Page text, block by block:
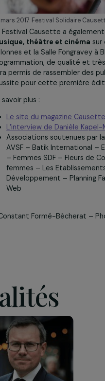
22 mars 2017. Festival
Le Festival Causette a
musique, théâtre et
colonnes et la Salle
programmation, de
– Femmes SDF –
femmes – Les
Web
©Constant Formé-